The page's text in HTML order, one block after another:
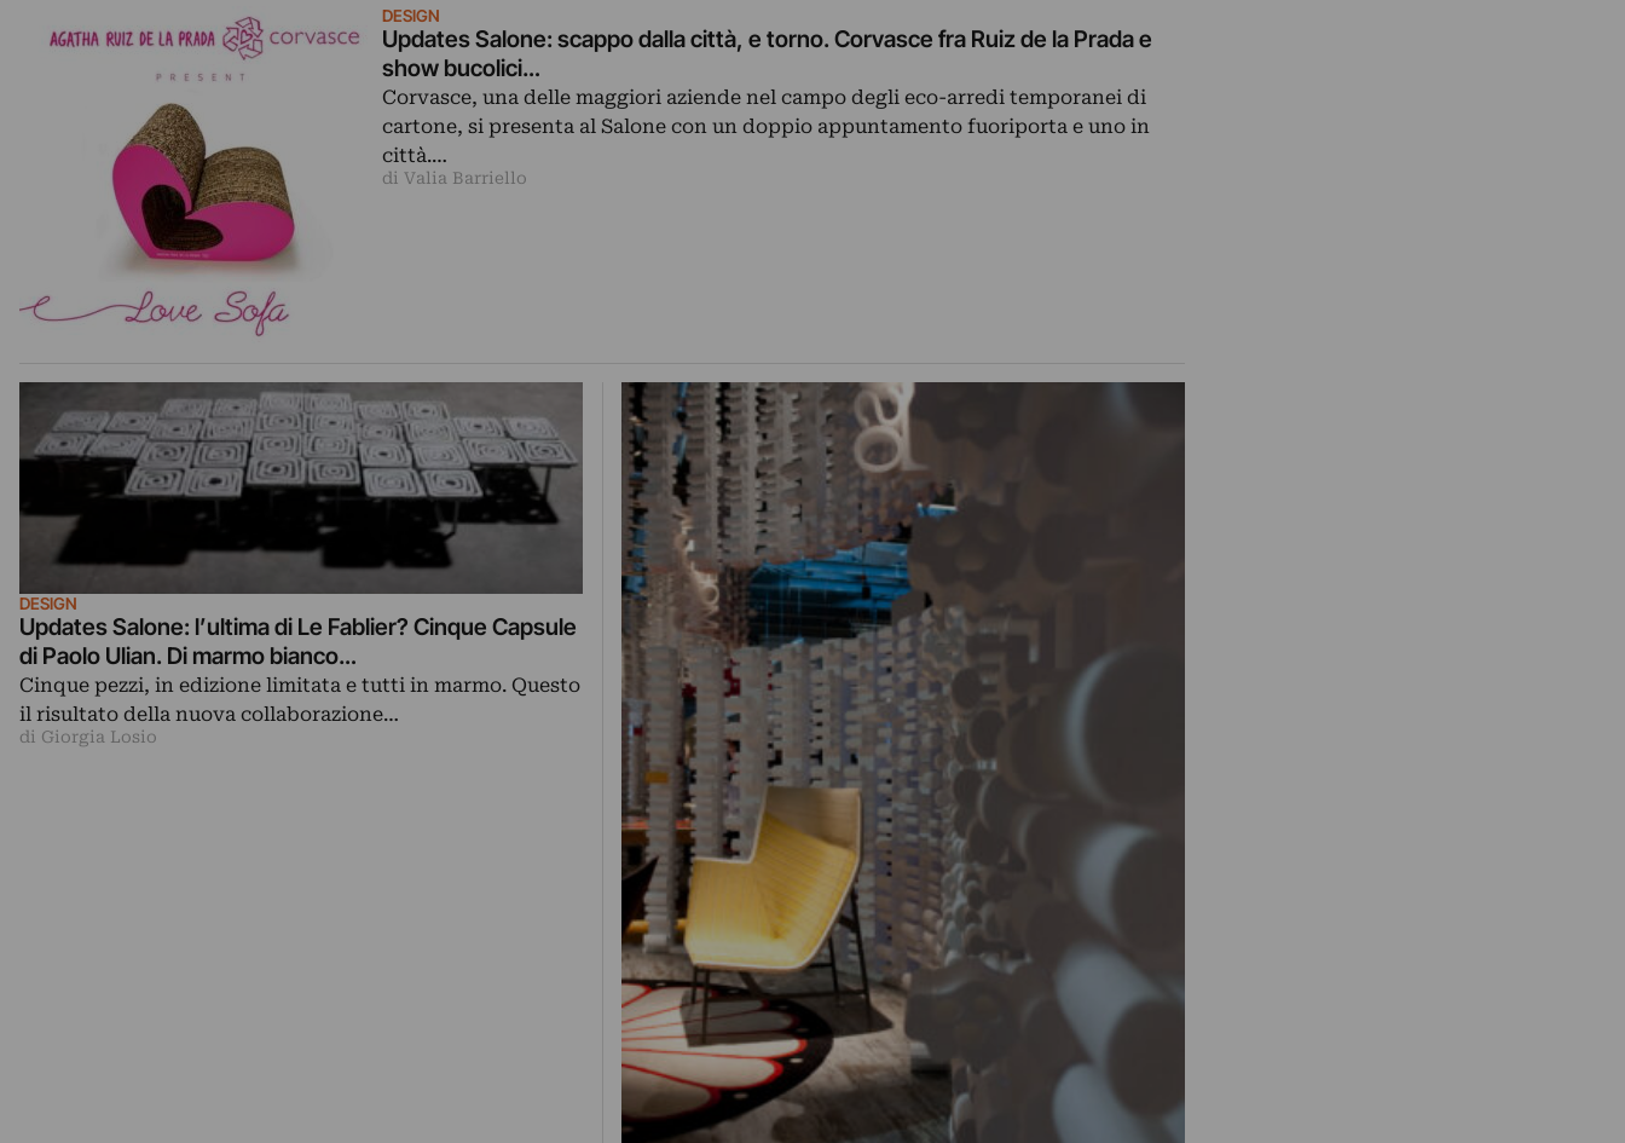
DESIGN
Updates Salone: scappo dalla città, e torno. Corvasce fra Ruiz de la Prada e
show bucolici…
Corvasce, una delle maggiori aziende nel campo degli eco-arredi temporanei di
cartone, si presenta al Salone con un doppio appuntamento fuoriporta e uno in
città.…
di Valia Barriello
DESIGN
Updates Salone: l’ultima di Le Fablier? Cinque Capsule
di Paolo Ulian. Di marmo bianco…
Cinque pezzi, in edizione limitata e tutti in marmo. Questo
il risultato della nuova collaborazione…
di Giorgia Losio